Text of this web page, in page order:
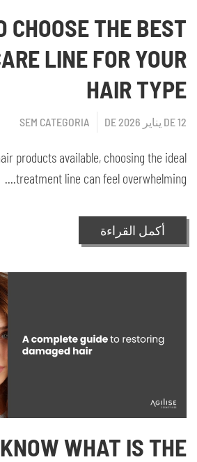
CHOOSE THE BEST
LINE FOR YOUR
HAIR TYPE
12 DE يناير DE 2026 SEM CATEGORIA
products available, choosing the ideal
treatment line can feel overwhelming....
أكمل القراءة
WHAT IS THE